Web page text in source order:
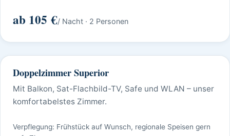
ab 105 €/ Nacht · 2 Personen
Beliebt
Doppelzimmer Superior
Mit Balkon, Sat-Flachbild-TV, Safe und WLAN – unser
komfortabelstes Zimmer.
Verpflegung: Frühstück auf Wunsch, regionale Speisen gern